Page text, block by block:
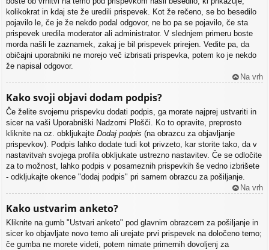
kolikokrat in kdaj ste že uredili prispevek. Kot že rečeno, se bo besedilo
pojavilo le, če je že nekdo podal odgovor, ne bo pa se pojavilo, če sta
prispevek uredila moderator ali administrator. V slednjem primeru boste
morda našli le zaznamek, zakaj je bil prispevek prirejen. Vedite pa, da
običajni uporabniki ne morejo več izbrisati prispevka, potem ko je nekdo
že napisal odgovor.
Na vrh
Kako svoji objavi dodam podpis?
Če želite svojemu prispevku dodati podpis, ga morate najprej ustvariti in
sicer na vaši Uporabniški Nadzorni Plošči. Ko to opravite, preprosto
kliknite na oz. obkljukajte Dodaj podpis (na obrazcu za objavljanje
prispevkov). Podpis lahko dodate tudi kot privzeto, kar storite tako, da v
nastavitvah svojega profila obkljukate ustrezno nastavitev. Če se odločite
za to možnost, lahko podpis v posameznih prispevkih še vedno izbrišete
- odkljukajte okence "dodaj podpis" pri samem obrazcu za pošiljanje.
Na vrh
Kako ustvarim anketo?
Kliknite na gumb "Ustvari anketo" pod glavnim obrazcem za pošiljanje in
sicer ko objavljate novo temo ali urejate prvi prispevek na določeno temo;
če gumba ne morete videti, potem nimate primernih dovoljenj za